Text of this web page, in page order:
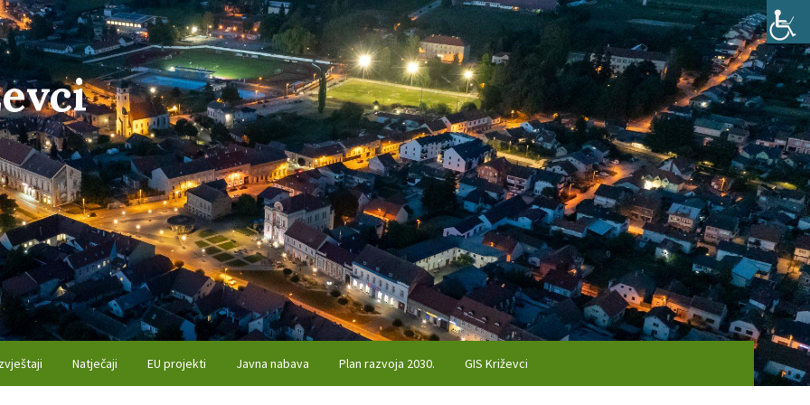
Natječaji EU projekti Javna nabava Plan razvoja 2030. GIS Križevci